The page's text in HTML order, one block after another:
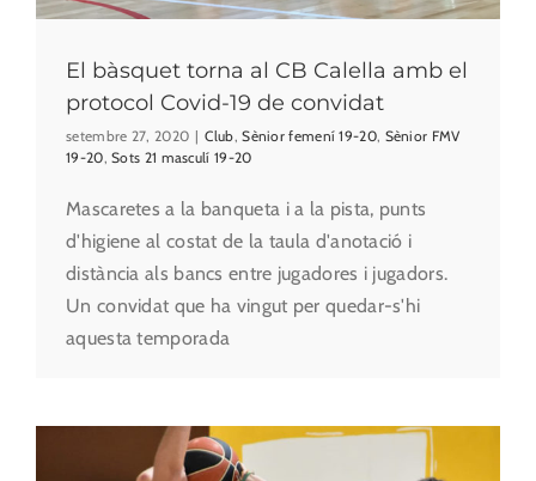
El bàsquet torna al CB Calella amb el
protocol Covid-19 de convidat
setembre 27, 2020 | Club,Sènior femení 19-20, Sènior FMV
19-20,Sots 21 masculí 19-20
Mascaretes a la banqueta i a la pista, punts
d'higiene al costat de la taula d'anotació i
distància als bancs entre jugadores i jugadors.
Un convidat que ha vingut per quedar-s'hi
aquesta temporada